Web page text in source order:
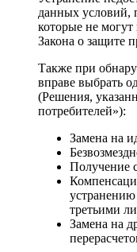
данных условий,
которые не
Закона о защите
Также при
вправе выбрать
(Решения,
потребителей»):
Замена на
Получение
третьими
Замена на